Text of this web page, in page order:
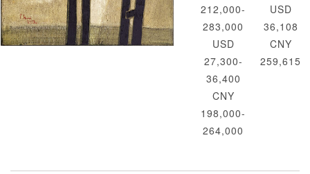
212,000-
283,000
USD
27,300-
36,400
CNY
198,000-
264,000
USD
36,108
CNY
259,615